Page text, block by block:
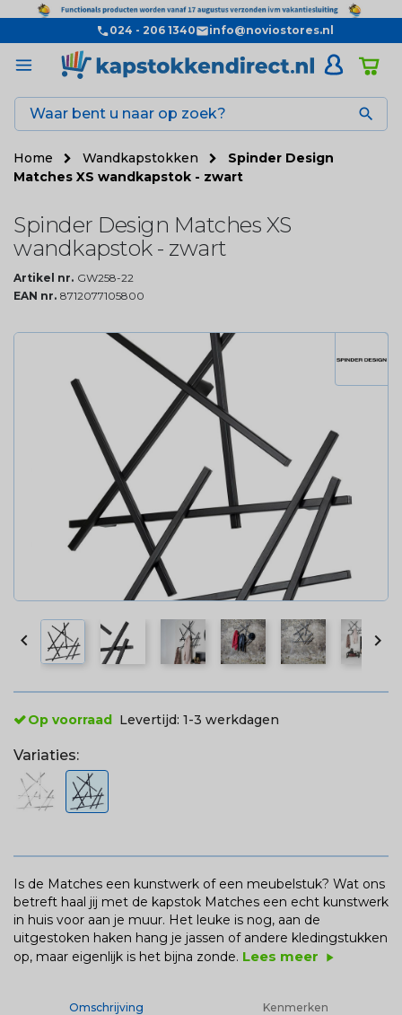
024 - 206 1340 info@noviostores.nl

Home Wandkapstokken
Spinder Design
Matches XS wandkapstok - zwart
Spinder Design Matches XS
wandkapstok - zwart
Artikel nr. GW258-22
EAN nr. 8712077105800
 
Op voorraad Levertijd: 1-3 werkdagen
Variaties:
Is de Matches een kunstwerk of een meubelstuk? Wat ons
betreft haal jij met de kapstok Matches een echt kunstwerk
in huis voor aan je muur. Het leuke is nog, aan de
uitgestoken haken hang je jassen of andere kledingstukken
op, maar eigenlijk is het bijna zonde. Lees meer play_arrow
Omschrijving Kenmerken